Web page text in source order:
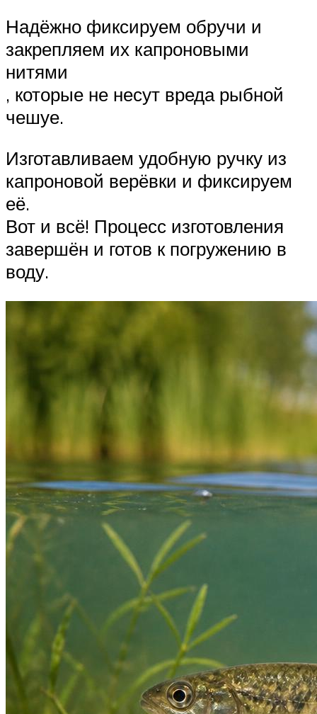
Надёжно фиксируем обручи и
закрепляем их капроновыми
нитями
, которые не несут вреда рыбной
чешуе.
Изготавливаем удобную ручку из
капроновой верёвки и фиксируем
её.
Вот и всё! Процесс изготовления
завершён и готов к погружению в
воду.